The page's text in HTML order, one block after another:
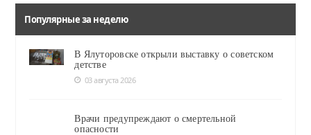
Популярные за неделю
В Ялуторовске открыли выставку о советском
детстве
03 августа 2026
Врачи предупреждают о смертельной
опасности